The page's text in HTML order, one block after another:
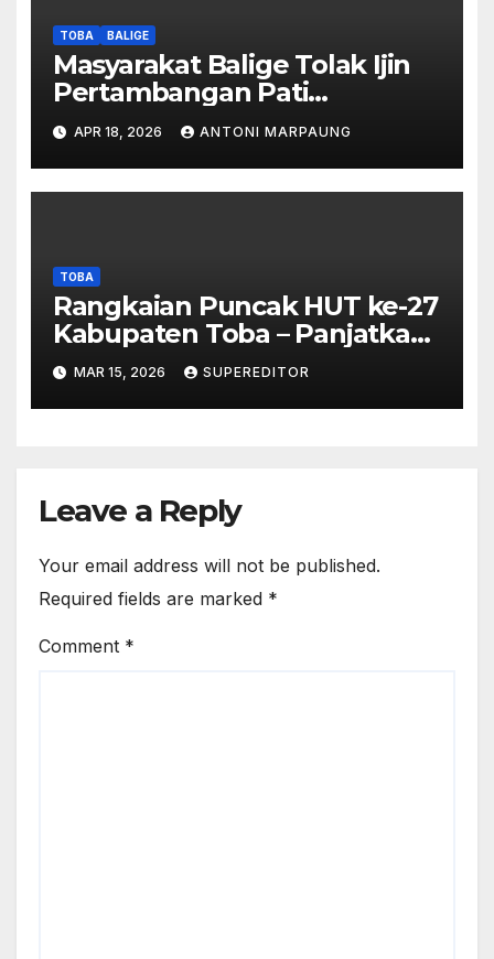
Dipalsukan
TOBA BALIGE
Masyarakat Balige Tolak Ijin
Pertambangan Pati
Simanjuntak – btc Akan
Investigasi Proses Perijinan
APR 18, 2026 ANTONI MARPAUNG
TOBA
Rangkaian Puncak HUT ke-27
Kabupaten Toba – Panjatkan
Doa Untuk Kesejahteraan
MAR 15, 2026 SUPEREDITOR
Leave a Reply
Your email address will not be published.
Required fields are marked *
Comment *